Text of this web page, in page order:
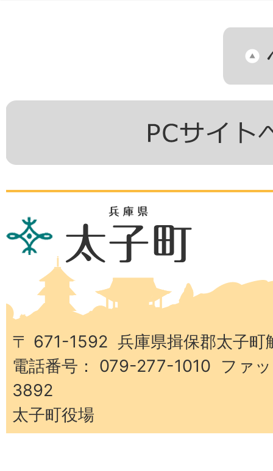
兵
庫
子
町
〒 671-1592 兵庫県揖保郡太子町
電話番号： 079-277-1010 ファ
3892
太子町役場